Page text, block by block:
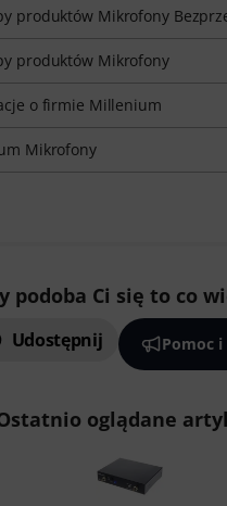
produktów Mikrofony
produktów Mikrofony
o firmie Millenium
Mikrofony
podoba Ci się to co
Udostępnij Pomoc
oglądane